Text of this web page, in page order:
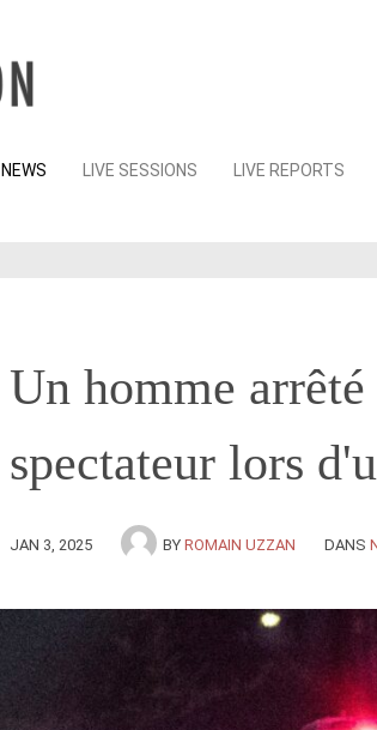
Skip
NEWS LIVE SESSIONS LIVE REPORTS
Un homme
spectateur lors
JAN 3, 2025 BY ROMAIN UZZAN DANS